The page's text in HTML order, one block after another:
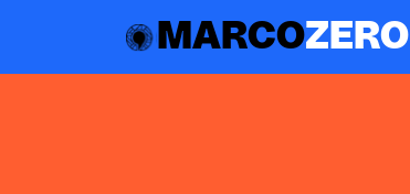
MARCOZERO